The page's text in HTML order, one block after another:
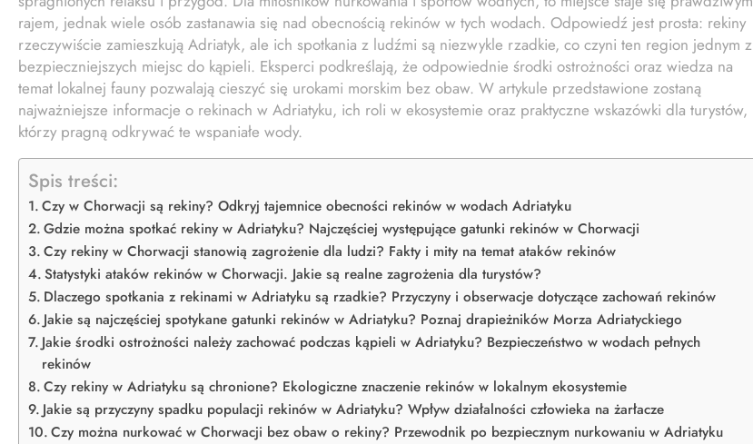
rajem, jednak wiele osób zastanawia się nad obecnością rekinów w tych wodach. Odpowiedź jest prosta: rekiny
rzeczywiście zamieszkują Adriatyk, ale ich spotkania z ludźmi są niezwykle rzadkie, co czyni ten region jednym z
bezpieczniejszych miejsc do kąpieli. Eksperci podkreślają, że odpowiednie środki ostrożności oraz wiedza na
temat lokalnej fauny pozwalają cieszyć się urokami morskim bez obaw. W artykule przedstawione zostaną
najważniejsze informacje o rekinach w Adriatyku, ich roli w ekosystemie oraz praktyczne wskazówki dla turystów,
którzy pragną odkrywać te wspaniałe wody.
Spis treści:
Czy w Chorwacji są rekiny? Odkryj tajemnice obecności rekinów w wodach Adriatyku
Gdzie można spotkać rekiny w Adriatyku? Najczęściej występujące gatunki rekinów w Chorwacji
Czy rekiny w Chorwacji stanowią zagrożenie dla ludzi? Fakty i mity na temat ataków rekinów
Statystyki ataków rekinów w Chorwacji. Jakie są realne zagrożenia dla turystów?
Dlaczego spotkania z rekinami w Adriatyku są rzadkie? Przyczyny i obserwacje dotyczące zachowań rekinów
Jakie są najczęściej spotykane gatunki rekinów w Adriatyku? Poznaj drapieżników Morza Adriatyckiego
Jakie środki ostrożności należy zachować podczas kąpieli w Adriatyku? Bezpieczeństwo w wodach pełnych
rekinów
Czy rekiny w Adriatyku są chronione? Ekologiczne znaczenie rekinów w lokalnym ekosystemie
Jakie są przyczyny spadku populacji rekinów w Adriatyku? Wpływ działalności człowieka na żarłacze
Czy można nurkować w Chorwacji bez obaw o rekiny? Przewodnik po bezpiecznym nurkowaniu w Adriatyku